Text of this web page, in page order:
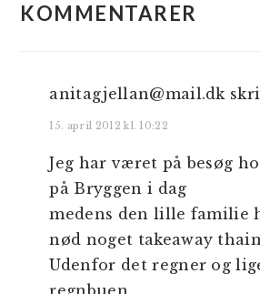
KOMMENTARER
anitagjellan@mail.dk
15. april 2012 kl. 10:22
Jeg har været på besøg
på Bryggen i dag
medens den lille familie
nød noget takeaway
Udenfor det regner og
regnbuen